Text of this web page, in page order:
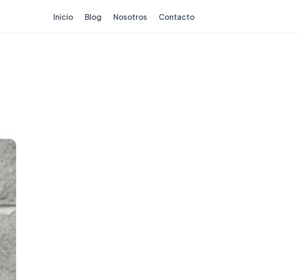
Inicio Blog Nosotros Contacto